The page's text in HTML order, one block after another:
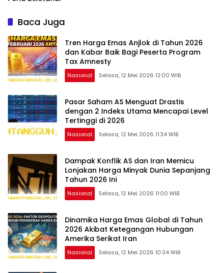
Baca Juga
Tren Harga Emas Anjlok di Tahun 2026
dan Kabar Baik Bagi Peserta Program
Tax Amnesty
Nasional Selasa, 12 Mei 2026 12:00 WIB
Pasar Saham AS Menguat Drastis
dengan 2 Indeks Utama Mencapai Level
Tertinggi di 2026
Nasional Selasa, 12 Mei 2026 11:34 WIB
Dampak Konflik AS dan Iran Memicu
Lonjakan Harga Minyak Dunia Sepanjang
Tahun 2026 Ini
Nasional Selasa, 12 Mei 2026 11:00 WIB
Dinamika Harga Emas Global di Tahun
2026 Akibat Ketegangan Hubungan
Amerika Serikat Iran
Nasional Selasa, 12 Mei 2026 10:34 WIB